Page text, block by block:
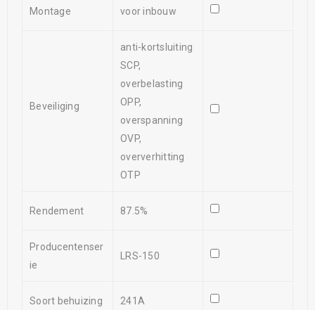
Montage voor inbouw
Beveiliging
anti-kortsluiting
SCP,
overbelasting
OPP,
overspanning
OVP,
oververhitting
OTP
Rendement 87.5%
Producentenser
ie
LRS-150
Soort behuizing 241A